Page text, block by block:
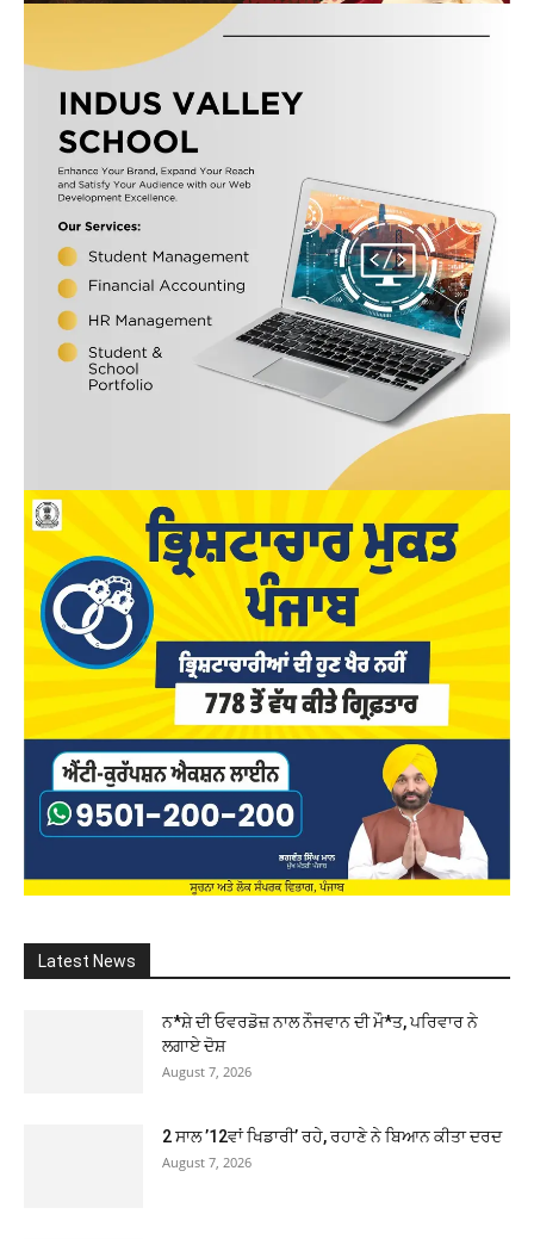
Latest News
ਨ*ਸ਼ੇ ਦੀ ਓਵਰਡੋਜ਼ ਨਾਲ ਨੌਜਵਾਨ ਦੀ ਮੌ*ਤ, ਪਰਿਵਾਰ ਨੇ
ਲਗਾਏ ਦੋਸ਼
August 7, 2026
2 ਸਾਲ ’12ਵਾਂ ਖਿਡਾਰੀ’ ਰਹੇ, ਰਹਾਣੇ ਨੇ ਬਿਆਨ ਕੀਤਾ ਦਰਦ
August 7, 2026